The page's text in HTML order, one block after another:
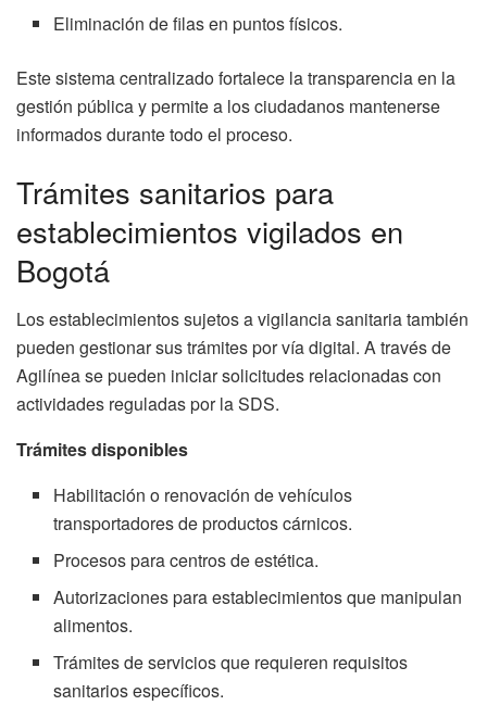
Eliminación de filas en puntos físicos.
Este sistema centralizado fortalece la transparencia en la
gestión pública y permite a los ciudadanos mantenerse
informados durante todo el proceso.
Trámites sanitarios para
establecimientos vigilados en
Bogotá
Los establecimientos sujetos a vigilancia sanitaria también
pueden gestionar sus trámites por vía digital. A través de
Agilínea se pueden iniciar solicitudes relacionadas con
actividades reguladas por la SDS.
Trámites disponibles
Habilitación o renovación de vehículos
transportadores de productos cárnicos.
Procesos para centros de estética.
Autorizaciones para establecimientos que manipulan
alimentos.
Trámites de servicios que requieren requisitos
sanitarios específicos.